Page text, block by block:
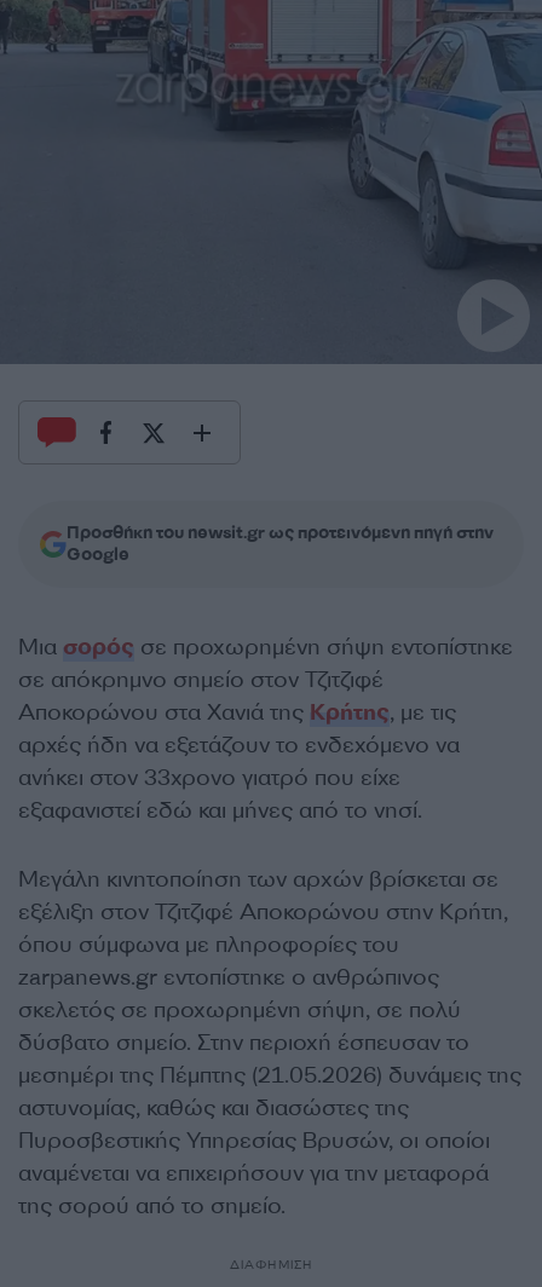
Προσθήκη του newsit.gr ως προτεινόμενη πηγή στην
Google
Μια σορός σε προχωρημένη σήψη εντοπίστηκε
σε απόκρημνο σημείο στον Τζιτζιφέ
Αποκορώνου στα Χανιά της Κρήτης, με τις
αρχές ήδη να εξετάζουν το ενδεχόμενο να
ανήκει στον 33χρονο γιατρό που είχε
εξαφανιστεί εδώ και μήνες από το νησί.
Μεγάλη κινητοποίηση των αρχών βρίσκεται σε
εξέλιξη στον Τζιτζιφέ Αποκορώνου στην Κρήτη,
όπου σύμφωνα με πληροφορίες του
zarpanews.gr εντοπίστηκε ο ανθρώπινος
σκελετός σε προχωρημένη σήψη, σε πολύ
δύσβατο σημείο. Στην περιοχή έσπευσαν το
μεσημέρι της Πέμπτης (21.05.2026) δυνάμεις της
αστυνομίας, καθώς και διασώστες της
Πυροσβεστικής Υπηρεσίας Βρυσών, οι οποίοι
αναμένεται να επιχειρήσουν για την μεταφορά
της σορού από το σημείο.
ΔΙΑΦΗΜΙΣΗ